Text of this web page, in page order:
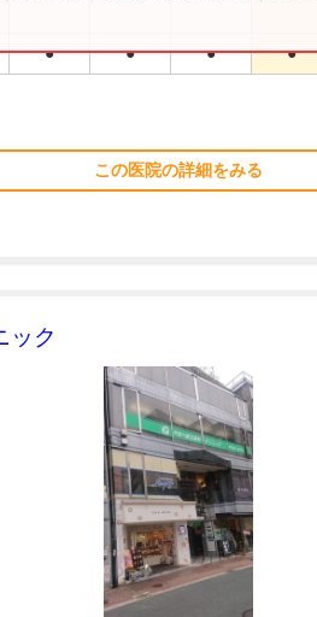
● ● ● ●
この医院の詳細をみる
ック